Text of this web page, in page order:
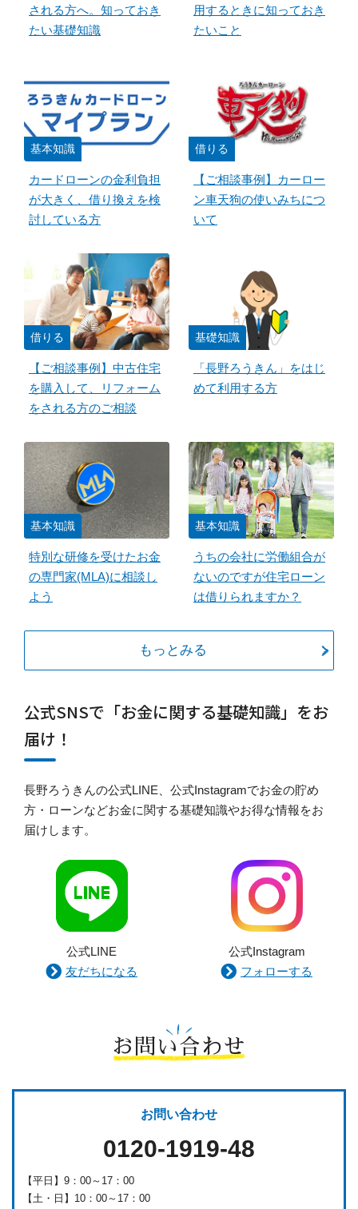
される方へ。知っておき
たい基礎知識
用するときに知っておき
たいこと
基本知識
カードローンの金利負担
が大きく、借り換えを検
討している方
借りる
【ご相談事例】カーロー
ン車天狗の使いみちにつ
いて
借りる
【ご相談事例】中古住宅
を購入して、リフォーム
をされる方のご相談
基礎知識
「長野ろうきん」をはじ
めて利用する方
基本知識
特別な研修を受けたお金
の専門家(MLA)に相談し
よう
基本知識
うちの会社に労働組合が
ないのですが住宅ローン
は借りられますか？
もっとみる
公式SNSで「お金に関する基礎知識」をお
届け！
長野ろうきんの公式LINE、公式Instagramでお金の貯め
方・ローンなどお金に関する基礎知識やお得な情報をお
届けします。
公式LINE
友だちになる
公式Instagram
フォローする
お問い合わせ
お問い合わせ
0120-1919-48
【平日】9：00～17：00
【土・日】10：00～17：00